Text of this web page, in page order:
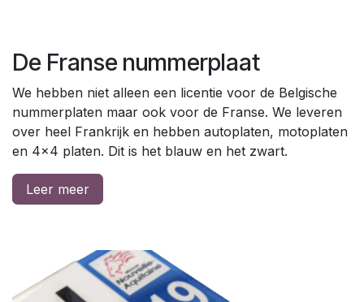
De Franse nummerplaat
We hebben niet alleen een licentie voor de Belgische
nummerplaten maar ook voor de Franse. We leveren
over heel Frankrijk en hebben autoplaten, motoplaten
en 4x4 platen. Dit is het blauw en het zwart.
Leer meer